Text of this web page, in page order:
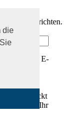
die
einrichten.
eine gültige E-
angeklickt
mit der Sie Ihr